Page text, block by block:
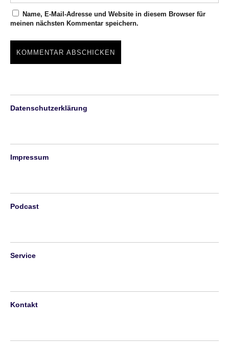
Name, E-Mail-Adresse und Website in diesem Browser für
meinen nächsten Kommentar speichern.
Datenschutzerklärung
Impressum
Podcast
Service
Kontakt